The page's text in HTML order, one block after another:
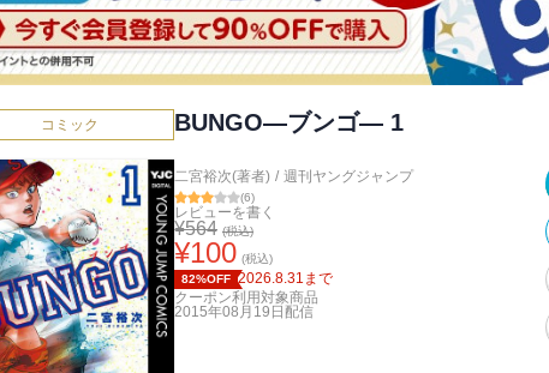
コミック BUNGO―ブンゴ― 1
二宮裕次(著者) / 週刊ヤングジャンプ
(6)
レビューを書く
¥564 (税込)
¥100 (税込)
82%OFF 2026.8.31 まで
クーポン利用対象商品
2015年08月19日 配信